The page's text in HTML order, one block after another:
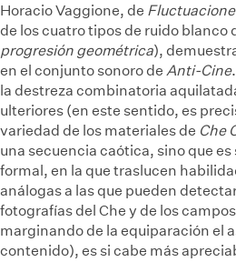
Horacio Vaggione, de
de los cuatro tipos de ruido blanco
progresión geométrica),
en el conjunto sonoro de Anti-Cine
la destreza combinatoria
ulteriores (en este sentido, es
variedad de los materiales de Che
una secuencia caótica, sino que
formal, en la que traslucen
análogas a las que pueden
fotografías del Che y de los
marginando de la equiparación el
contenido), es si cabe más